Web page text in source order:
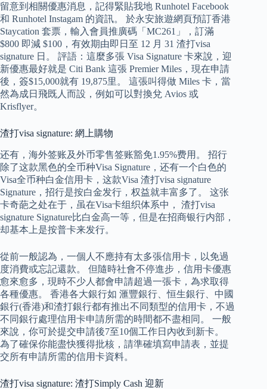
留意到相關優惠消息，記得緊貼我地 Runhotel Facebook
和 Runhotel Instagam 的資訊。 於永安旅遊網頁預訂香港
Staycation 套票，輸入會員推廣碼「MC261」，訂滿
$800 即減 $100，有效期由即日至 12 月 31 渣打visa
signature 日。 評語：這麼多張 Visa Signature 卡來說，迎
新優惠最好就是 Citi Bank 這張 Premier Miles，現在申請
後，簽$15,000就有 19,875里。 這張叫得做 Miles 卡，當
然為成日飛既人而設，例如可以對換兌 Avios 或
Krisflyer。
渣打visa signature: 網上購物
还有，海外签账及外币零售签账豁免1.95%费用。 招行
除了这款黑色的全币种Visa Signature，还有一个白色的
Visa全币种白金信用卡，这款Visa 渣打visa signature
Signature，招行是按白金发行，权益就丰富多了。 这张
卡奇葩之处在于，虽在Visa卡组织体系中， 渣打visa
signature Signature比白金高一等，但是在招商银行内部，
却基本上是按普卡来发行。
從前一般認為，一個人不應持有太多張信用卡，以免過
度消費或忘記還款。 但隨時社會不停進步，信用卡優惠
愈來愈多，現時不少人都會申請超過一張卡，為求取得
各種優惠。 香港各大銀行如 滙豐銀行、恒生銀行、中國
銀行(香港)和渣打銀行都有推出不同類型的信用卡，不過
不同銀行處理信用卡申請所需的時間都不盡相同。 一般
來說，你可於提交申請後7至10個工作日內收到新卡。
為了確保你能盡快獲得批核，請準確填寫申請表，並提
交所有申請所需的信用卡資料。
渣打visa signature: 渣打Simply Cash 迎新